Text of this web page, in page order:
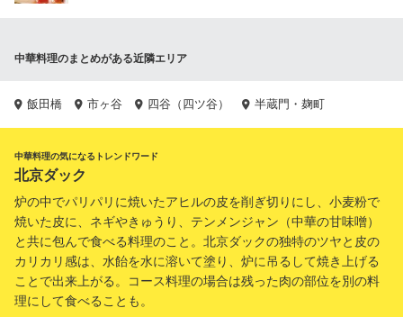
中華料理のまとめがある近隣エリア
飯田橋 市ヶ谷 四谷（四ツ谷） 半蔵門・麹町
中華料理の気になるトレンドワード
北京ダック
炉の中でパリパリに焼いたアヒルの皮を削ぎ切りにし、小麦粉で
焼いた皮に、ネギやきゅうり、テンメンジャン（中華の甘味噌）
と共に包んで食べる料理のこと。北京ダックの独特のツヤと皮の
カリカリ感は、水飴を水に溶いて塗り、炉に吊るして焼き上げる
ことで出来上がる。コース料理の場合は残った肉の部位を別の料
理にして食べることも。